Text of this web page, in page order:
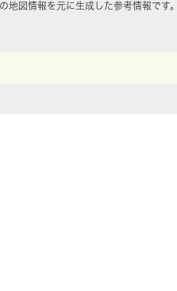
図情報を元に生成した参考情報です。